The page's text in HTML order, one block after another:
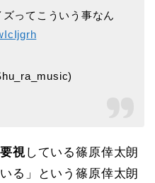
ってこういう事なん
視している篠原倖太朗
る」という篠原倖太朗